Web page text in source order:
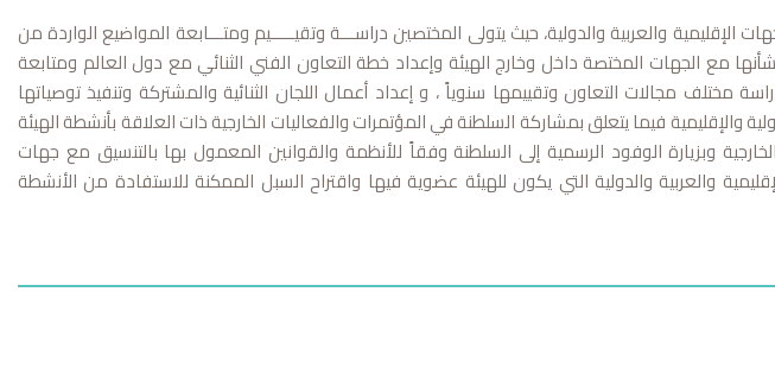
الإقليمية والعربية والدولية، حيث يتولى المختصين دراســـة وتقيـــــيم ومتـــابعة المواضيع الواردة من
مع الجهات المختصة داخل وخارج الهيئة وإعداد خطة التعاون الفني الثنائي مع دول العالم ومتابعة
مختلف مجالات التعاون وتقييمها سنوياً ، و إعداد أعمال اللجان الثنائية والمشتركة وتنفيذ توصياتها
والإقليمية فيما يتعلق بمشاركة السلطنة في المؤتمرات والفعاليات الخارجية ذات العلاقة بأنشطة الهيئة
وبزيارة الوفود الرسمية إلى السلطنة وفقاً للأنظمة والقوانين المعمول بها بالتنسيق مع جهات
والعربية والدولية التي يكون للهيئة عضوية فيها واقتراح السبل الممكنة للاستفادة من الأنشطة
تلك المنظمات